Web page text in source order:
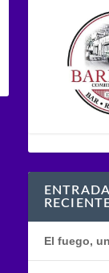
El fuego,